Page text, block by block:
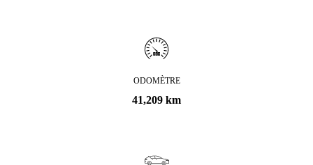
ODOMÈTRE
41,209 km